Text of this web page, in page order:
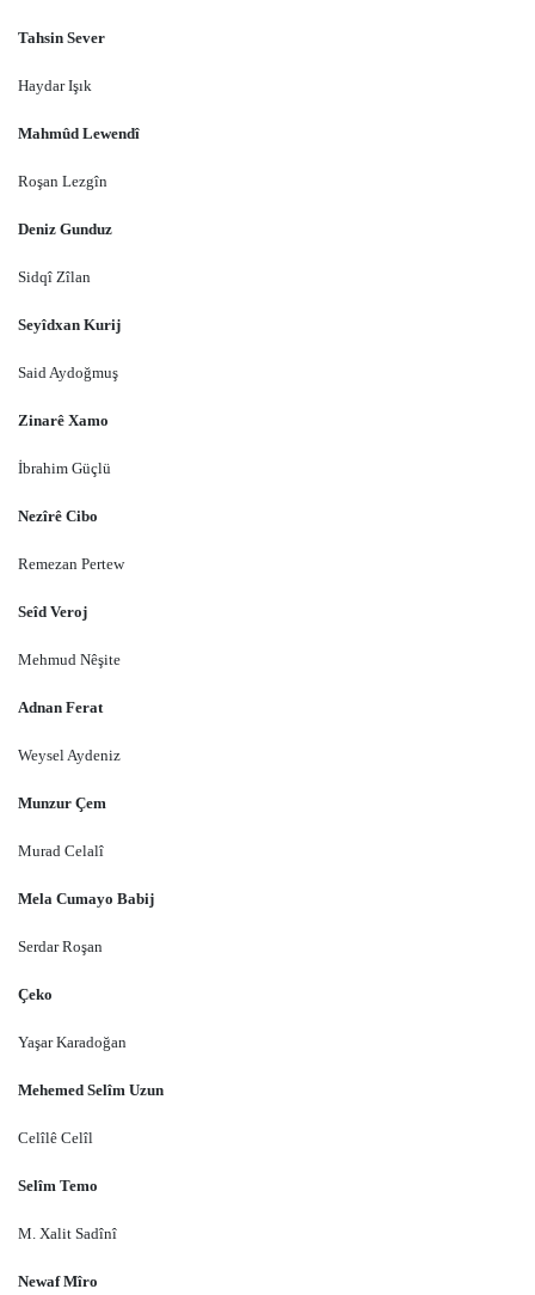
Tahsin Sever
Haydar Işık
Mahmûd Lewendî
Roşan Lezgîn
Deniz Gunduz
Sidqî Zîlan
Seyîdxan Kurij
Said Aydoğmuş
Zinarê Xamo
İbrahim Güçlü
Nezîrê Cibo
Remezan Pertew
Seîd Veroj
Mehmud Nêşite
Adnan Ferat
Weysel Aydeniz
Munzur Çem
Murad Celalî
Mela Cumayo Babij
Serdar Roşan
Çeko
Yaşar Karadoğan
Mehemed Selîm Uzun
Celîlê Celîl
Selîm Temo
M. Xalit Sadînî
Newaf Mîro